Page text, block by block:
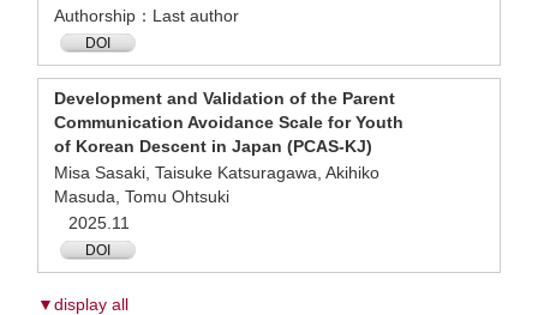
Authorship：Last author
DOI
Development and Validation of the Parent
Communication Avoidance Scale for Youth
of Korean Descent in Japan (PCAS-KJ)
Misa Sasaki, Taisuke Katsuragawa, Akihiko
Masuda, Tomu Ohtsuki
2025.11
DOI
▼display all